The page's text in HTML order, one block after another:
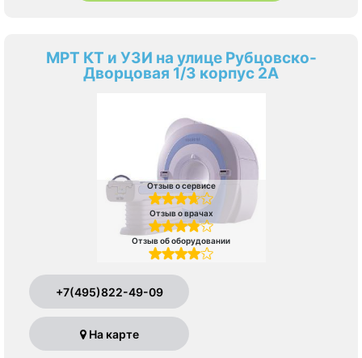
МРТ КТ и УЗИ на улице Рубцовско-
Дворцовая 1/3 корпус 2А
Отзыв о сервисе
Отзыв о врачах
Отзыв об оборудовании
+7(495)822-49-09
На карте